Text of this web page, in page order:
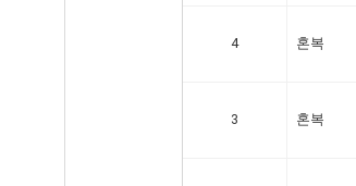
4 혼복
3 혼복